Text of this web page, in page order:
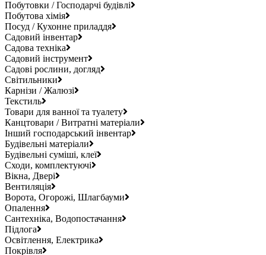
Побутовки / Господарчі будівлі
Побутова хімія
Посуд / Кухонне приладдя
Садовий інвентар
Садова техніка
Садовий інструмент
Садові рослини, догляд
Світильники
Карнізи / Жалюзі
Текстиль
Товари для ванної та туалету
Канцтовари / Витратні матеріали
Інший господарський інвентар
Будівельні матеріали
Будівельні суміші, клеї
Сходи, комплектуючі
Вікна, Двері
Вентиляція
Ворота, Огорожі, Шлагбауми
Опалення
Сантехніка, Водопостачання
Підлога
Освітлення, Електрика
Покрівля